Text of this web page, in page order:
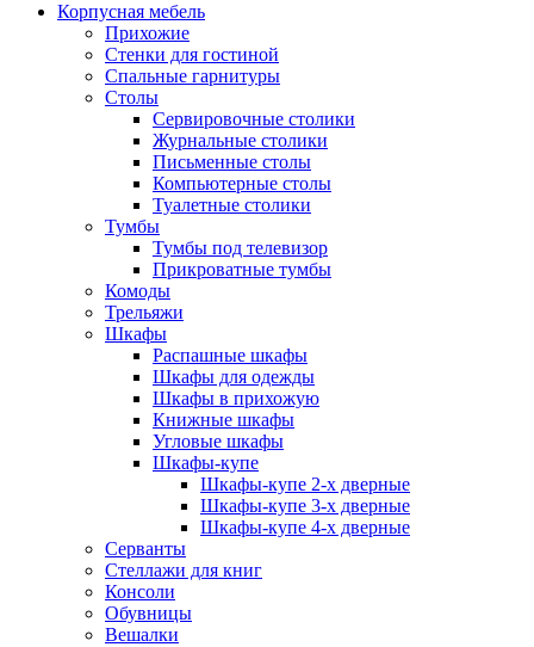
Корпусная мебель
Прихожие
Стенки для гостиной
Спальные гарнитуры
Столы
Сервировочные столики
Журнальные столики
Письменные столы
Компьютерные столы
Туалетные столики
Тумбы
Тумбы под телевизор
Прикроватные тумбы
Комоды
Трельяжи
Шкафы
Распашные шкафы
Шкафы для одежды
Шкафы в прихожую
Книжные шкафы
Угловые шкафы
Шкафы-купе
Шкафы-купе 2-x дверные
Шкафы-купе 3-х дверные
Шкафы-купе 4-х дверные
Серванты
Стеллажи для книг
Консоли
Обувницы
Вешалки